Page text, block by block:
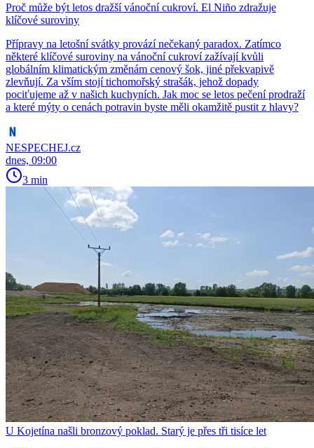
Proč může být letos dražší vánoční cukroví. El Niño zdražuje
klíčové suroviny
Přípravy na letošní svátky provází nečekaný paradox. Zatímco
některé klíčové suroviny na vánoční cukroví zažívají kvůli
globálním klimatickým změnám cenový šok, jiné překvapivě
zlevňují. Za vším stojí tichomořský strašák, jehož dopady
pociťujeme až v našich kuchyních. Jak moc se letos pečení prodraží
a které mýty o cenách potravin byste měli okamžitě pustit z hlavy?
NESPECHEJ.cz
dnes, 09:00
3 min
U Kojetína našli bronzový poklad. Starý je přes tři tisíce let